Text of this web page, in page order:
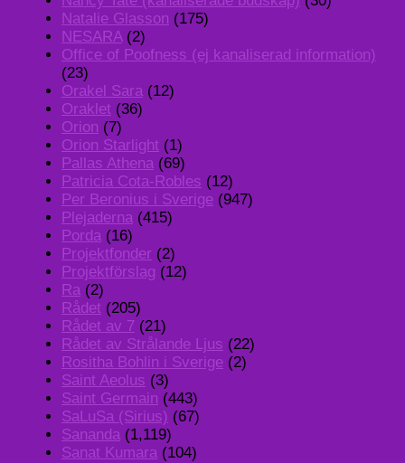
Natalie Glasson (175)
NESARA(2)
Office of Poofness (ej kanaliserad information)
(23)
Orakel Sara (12)
Oraklet (36)
Orion (7)
Orion Starlight (1)
Pallas Athena (69)
Patricia Cota-Robles (12)
Per Beronius i Sverige (947)
Plejaderna (415)
Porda (16)
Projektfonder (2)
Projektförslag (12)
Ra (2)
Rådet (205)
Rådet av 7 (21)
Rådet av Strålande Ljus (22)
Rositha Bohlin i Sverige (2)
Saint Aeolus (3)
Saint Germain (443)
SaLuSa (Sirius) (67)
Sananda (1,119)
Sanat Kumara (104)